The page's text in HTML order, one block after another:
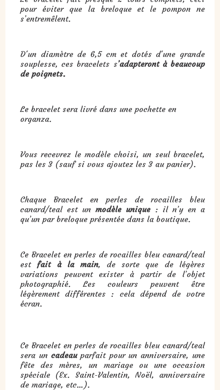
pour éviter que la breloque et le pompon ne
s’entremêlent.
D'un diamètre de 6,5 cm et dotés d'une grande
souplesse, ces bracelets s’adapteront à beaucoup
de poignets.
Le bracelet sera livré dans une pochette en
organza.
Vous recevrez le modèle choisi, un seul bracelet,
pas les 3 (sauf si vous ajoutez les 3 au panier).
Chaque Bracelet en perles de rocailles bleu
canard/teal est unmodèle unique: il n’y en a
qu’un par breloque présentée dans la boutique.
Ce Bracelet en perles de rocailles bleu canard/teal
est fait à la main, de sorte que de légères
variations peuvent exister à partir de l’objet
photographié. Les couleurs peuvent être
légèrement différentes : cela dépend de votre
écran.
Ce Bracelet en perles de rocailles bleu canard/teal
sera un cadeauparfait pour un anniversaire, une
fête des mères, un mariage ou une occasion
spéciale (Ex. Saint-Valentin, Noël, anniversaire
de mariage, etc…).